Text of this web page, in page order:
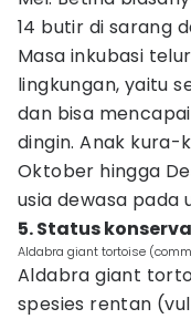
14 butir di sarang
Masa inkubasi
lingkungan, yaitu
dan bisa
dingin. Anak
Oktober hingga
usia dewasa pada
5. Status
Aldabra giant tortoise
Aldabra giant
spesies rentan